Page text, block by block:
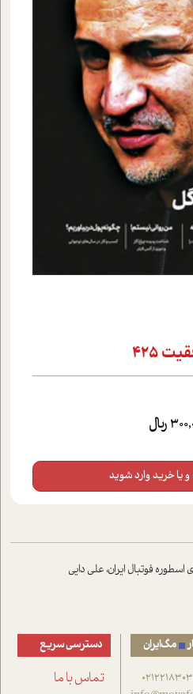
425
ریال
یا خرید وارد شوید
فوتبال ایران، علی دایی
مگ‌ایران دسترسی سریع
تماس با ما